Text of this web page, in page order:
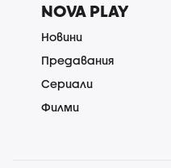
NOVA PLAY
Новини
Предавания
Сериали
Филми